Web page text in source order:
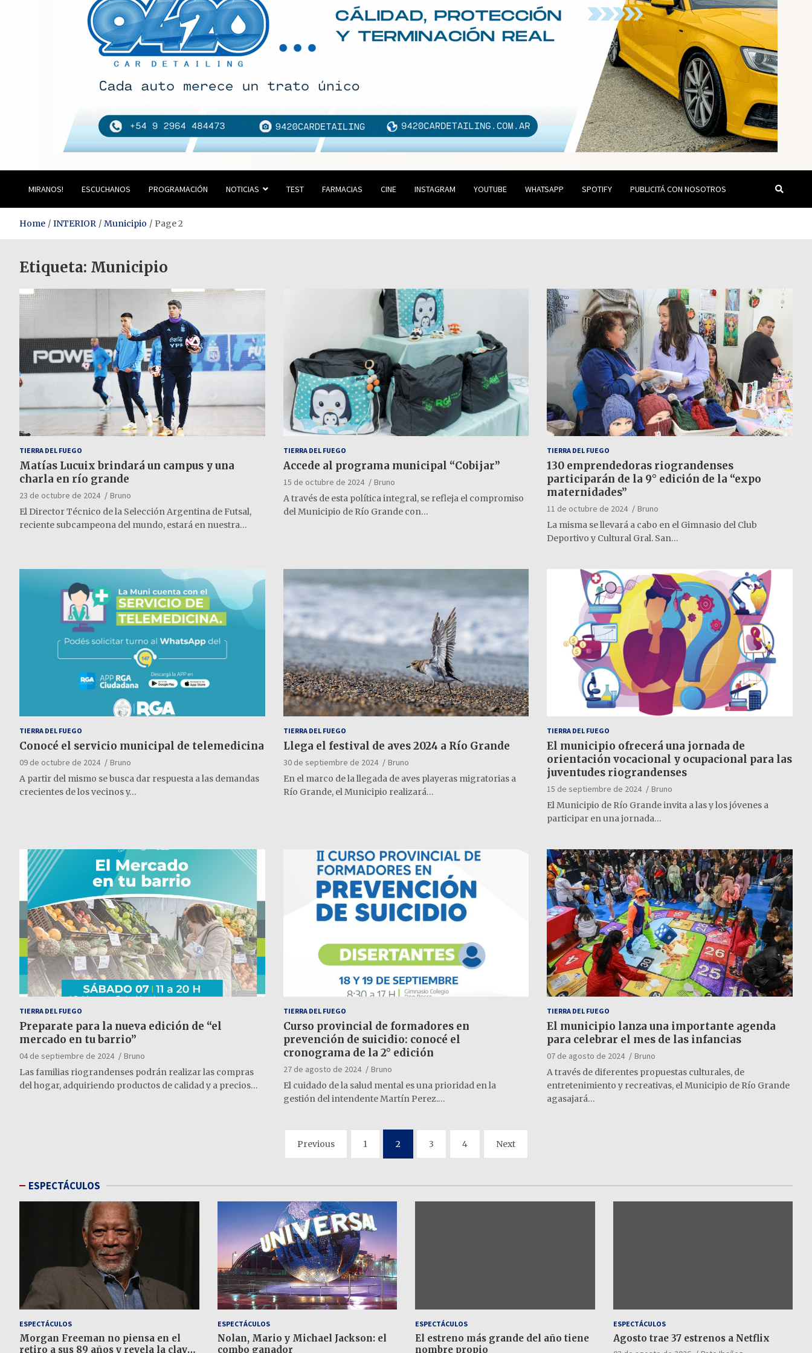
Estación del Siglo
MIRANOS! ESCUCHANOS PROGRAMACIÓN NOTICIAS TEST FARMACIAS CINE INSTAGRAM YOUTUBE WHATSAPP SPOTIFY PUBLICITÁ CON NOSOTROS
Home INTERIOR Municipio Page 2
Etiqueta: Municipio
TIERRA DEL FUEGO
Matías Lucuix brindará un campus y una
charla en río grande
23 de octubre de 2024
Bruno
El Director Técnico de la Selección Argentina de Futsal,
reciente subcampeona del mundo, estará en nuestra…
TIERRA DEL FUEGO
Accede al programa municipal “Cobijar”
15 de octubre de 2024
Bruno
A través de esta política integral, se refleja el compromiso
del Municipio de Río Grande con…
TIERRA DEL FUEGO
130 emprendedoras riograndenses
participarán de la 9° edición de la “expo
maternidades”
11 de octubre de 2024
Bruno
La misma se llevará a cabo en el Gimnasio del Club
Deportivo y Cultural Gral. San…
TIERRA DEL FUEGO
Conocé el servicio municipal de telemedicina
09 de octubre de 2024
Bruno
A partir del mismo se busca dar respuesta a las demandas
crecientes de los vecinos y…
TIERRA DEL FUEGO
Llega el festival de aves 2024 a Río Grande
30 de septiembre de 2024
Bruno
En el marco de la llegada de aves playeras migratorias a
Río Grande, el Municipio realizará…
TIERRA DEL FUEGO
El municipio ofrecerá una jornada de
orientación vocacional y ocupacional para las
juventudes riograndenses
15 de septiembre de 2024
Bruno
El Municipio de Río Grande invita a las y los jóvenes a
participar en una jornada…
TIERRA DEL FUEGO
Preparate para la nueva edición de “el
mercado en tu barrio”
04 de septiembre de 2024
Bruno
Las familias riograndenses podrán realizar las compras
del hogar, adquiriendo productos de calidad y a precios…
TIERRA DEL FUEGO
Curso provincial de formadores en
prevención de suicidio: conocé el
cronograma de la 2° edición
27 de agosto de 2024
Bruno
El cuidado de la salud mental es una prioridad en la
gestión del intendente Martín Perez.…
TIERRA DEL FUEGO
El municipio lanza una importante agenda
para celebrar el mes de las infancias
07 de agosto de 2024
Bruno
A través de diferentes propuestas culturales, de
entretenimiento y recreativas, el Municipio de Río Grande
agasajará…
entradas
Previous 1 2 3 4 Next
ESPECTÁCULOS
ESPECTÁCULOS
Morgan Freeman no piensa en el
retiro a sus 89 años y revela la clave
ESPECTÁCULOS
Nolan, Mario y Michael Jackson: el
combo ganador
ESPECTÁCULOS
El estreno más grande del año tiene
nombre propio
ESPECTÁCULOS
Agosto trae 37 estrenos a Netflix